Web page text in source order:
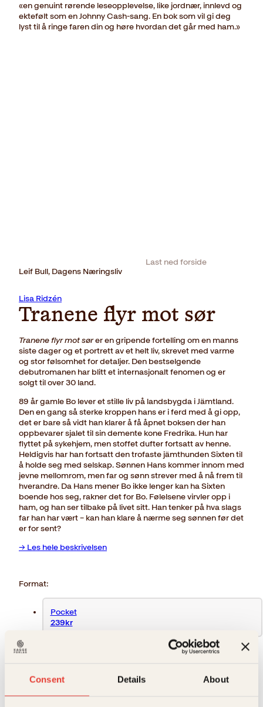
Consent Details About
Last ned forside
«en genuint rørende leseopplevelse, like jordnær, innlevd og
ektefølt som en Johnny Cash-sang. En bok som vil gi deg
lyst til å ringe faren din og høre hvordan det går med ham.»
Leif Bull, Dagens Næringsliv
Lisa Ridzén
Tranene flyr mot sør
Tranene flyr mot sører en gripende fortelling om en manns
siste dager og et portrett av et helt liv, skrevet med varme
og stor følsomhet for detaljer. Den bestselgende
debutromanen har blitt et internasjonalt fenomen og er
solgt til over 30 land.
89 år gamle Bo lever et stille liv på landsbygda i Jämtland.
Den en gang så sterke kroppen hans er i ferd med å gi opp,
det er bare så vidt han klarer å få åpnet boksen der han
oppbevarer sjalet til sin demente kone Fredrika. Hun har
flyttet på sykehjem, men stoffet dufter fortsatt av henne.
Heldigvis har han fortsatt den trofaste jämthunden Sixten til
å holde seg med selskap. Sønnen Hans kommer innom med
jevne mellomrom, men far og sønn strever med å nå frem til
hverandre. Da Hans mener Bo ikke lenger kan ha Sixten
boende hos seg, rakner det for Bo. Følelsene virvler opp i
ham, og han ser tilbake på livet sitt. Han tenker på hva slags
far han har vært – kan han klare å nærme seg sønnen før det
er for sent?
→ Les hele beskrivelsen
Format:
Pocket
239kr
Utsolgt
Ikke på lagerIkke tilgjengelig (årsak uspesifisert)